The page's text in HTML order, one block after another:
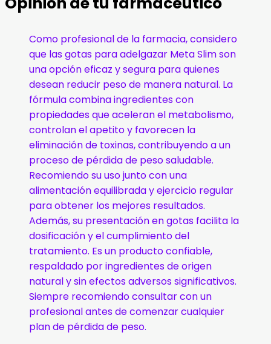
Como profesional de la farmacia, considero
que las gotas para adelgazar Meta Slim son
una opción eficaz y segura para quienes
desean reducir peso de manera natural. La
fórmula combina ingredientes con
propiedades que aceleran el metabolismo,
controlan el apetito y favorecen la
eliminación de toxinas, contribuyendo a un
proceso de pérdida de peso saludable.
Recomiendo su uso junto con una
alimentación equilibrada y ejercicio regular
para obtener los mejores resultados.
Además, su presentación en gotas facilita la
dosificación y el cumplimiento del
tratamiento. Es un producto confiable,
respaldado por ingredientes de origen
natural y sin efectos adversos significativos.
Siempre recomiendo consultar con un
profesional antes de comenzar cualquier
plan de pérdida de peso.